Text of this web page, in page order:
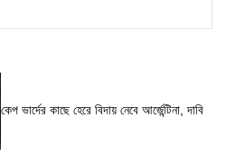
কেপ ভার্দের কাছে হেরে বিদায় নেবে আর্জেন্টিনা, দাবি